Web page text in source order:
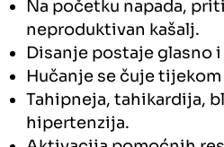
Na početku napada,
neproduktivan kašalj.
Disanje postaje glasno
Hučanje se čuje tijekom
Tahipneja, tahikardija,
hipertenzija.